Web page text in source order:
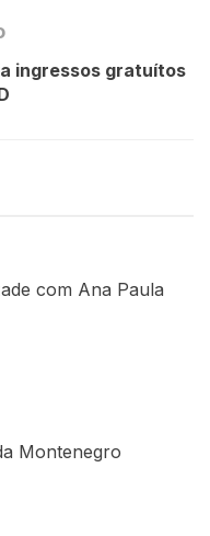
ingressos gratuítos
com Ana Paula
Montenegro